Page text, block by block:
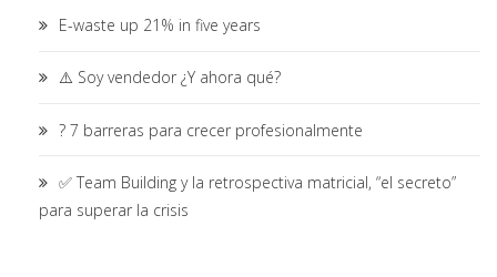
E-waste up 21% in five years
⚠️ Soy vendedor ¿Y ahora qué?
? 7 barreras para crecer profesionalmente
✅ Team Building y la retrospectiva matricial, “el secreto”
para superar la crisis